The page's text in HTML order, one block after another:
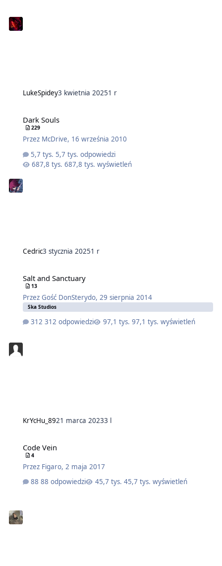
LukeSpidey3 kwietnia 20251 r
Dark Souls
229
Przez McDrive, 16 września 2010
5,7 tys. odpowiedzi
687,8 tys. wyświetleń
Cedric3 stycznia 20251 r
Salt and Sanctuary
13
Przez Gość DonSterydo, 29 sierpnia 2014
Ska Studios
312 odpowiedzi 97,1 tys. wyświetleń
KrYcHu_8921 marca 20233 l
Code Vein
4
Przez Figaro, 2 maja 2017
88 odpowiedzi
45,7 tys. wyświetleń